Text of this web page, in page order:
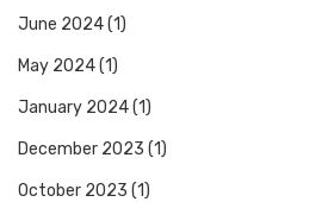
June 2024(1)
May 2024(1)
January 2024(1)
December 2023 (1)
October 2023 (1)